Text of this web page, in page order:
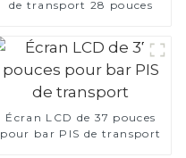
de transport 28 pouces
Écran LCD de 37 pouces
pour bar PIS de transport